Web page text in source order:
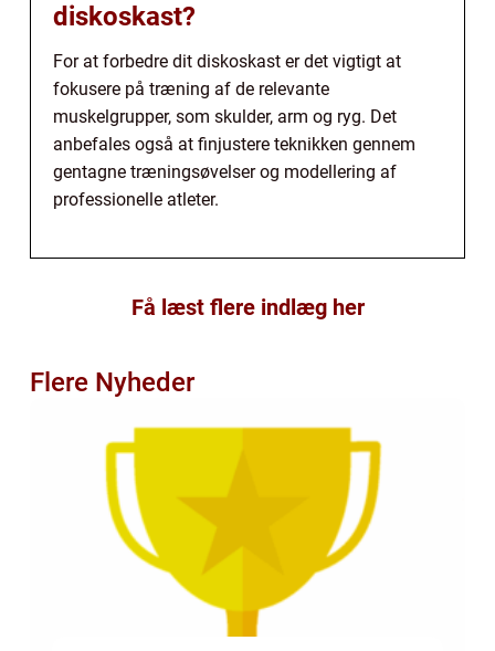
diskoskast?
For at forbedre dit diskoskast er det vigtigt at
fokusere på træning af de relevante
muskelgrupper, som skulder, arm og ryg. Det
anbefales også at finjustere teknikken gennem
gentagne træningsøvelser og modellering af
professionelle atleter.
Få læst flere indlæg her
Flere Nyheder